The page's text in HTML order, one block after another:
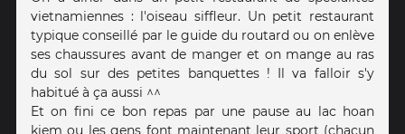
vietnamiennes : l'oiseau siffleur. Un petit restaurant
typique conseillé par le guide du routard ou on enlève
ses chaussures avant de manger et on mange au ras
du sol sur des petites banquettes ! Il va falloir s'y
habitué à ça aussi ^^
Et on fini ce bon repas par une pause au lac hoan
kiem ou les gens font maintenant leur sport (chacun